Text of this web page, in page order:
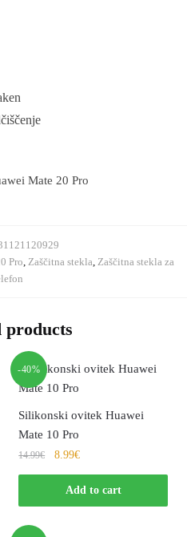
Mate 20 Pro
Pro Zaščitna stekla Zaščitna stekla za
products
-40%
Silikonski ovitek Huawei
Mate 10 Pro
14.99€ 8.99€
Add to cart